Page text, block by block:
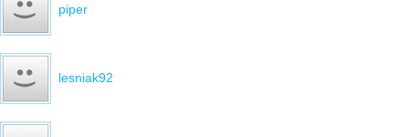
piper
lesniak92